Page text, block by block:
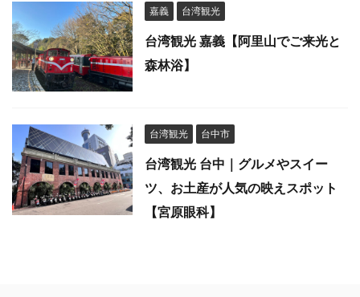
嘉義 台湾観光
台湾観光 嘉義【阿里山でご来光と
森林浴】
台湾観光 台中市
台湾観光 台中｜グルメやスイー
ツ、お土産が人気の映えスポット
【宮原眼科】